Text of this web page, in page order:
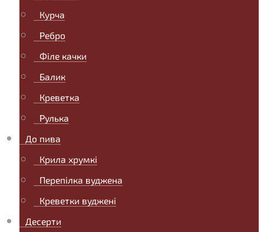
Курча
Ребро
Філе качки
Балик
Креветка
Рулька
До пива
Крила хрумкі
Перепілка вуджена
Креветки вуджені
Десерти